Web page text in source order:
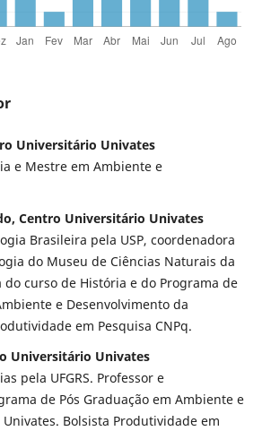
Universitário Univates
e Mestre em Ambiente e
Centro Universitário Univates
Brasileira pela USP, coordenadora
do Museu de Ciências Naturais da
do curso de História e do Programa de
e Desenvolvimento da
em Pesquisa CNPq.
Universitário Univates
pela UFGRS. Professor e
de Pós Graduação em Ambiente e
Bolsista Produtividade em